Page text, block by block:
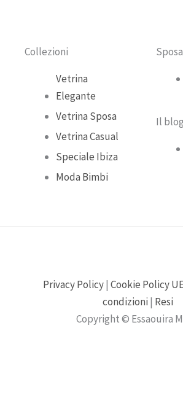
o
a
m
e
Collezioni
Vetrina
Elegante
Vetrina Sposa
Vetrina Casual
Speciale Ibiza
Moda Bimbi
Sposa
Il
Privacy Policy| Cookie Policy
condizioni | Resi
Copyright © Essaouira